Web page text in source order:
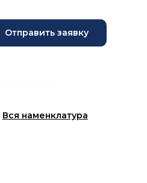
Отправить заявку
Вся наменклатура